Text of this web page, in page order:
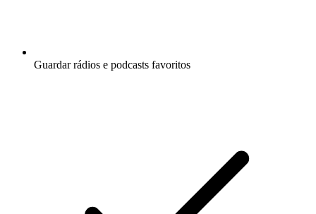
Guardar rádios e podcasts favoritos